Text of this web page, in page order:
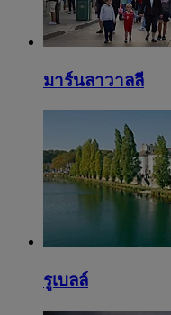
มาร์นลาวาลลี
รูเบลล์